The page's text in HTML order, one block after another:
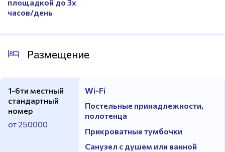
площадкой до 3х
часов/день
Размещение
1-6ти местный
стандартный
номер
от 250000
Wi-Fi
Постельные принадлежности,
полотенца
Прикроватные тумбочки
Санузел с душем или ванной